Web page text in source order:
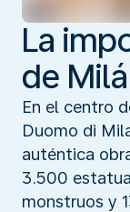
La
de
En el centro
Duomo di
auténtica
3.500
monstruos y